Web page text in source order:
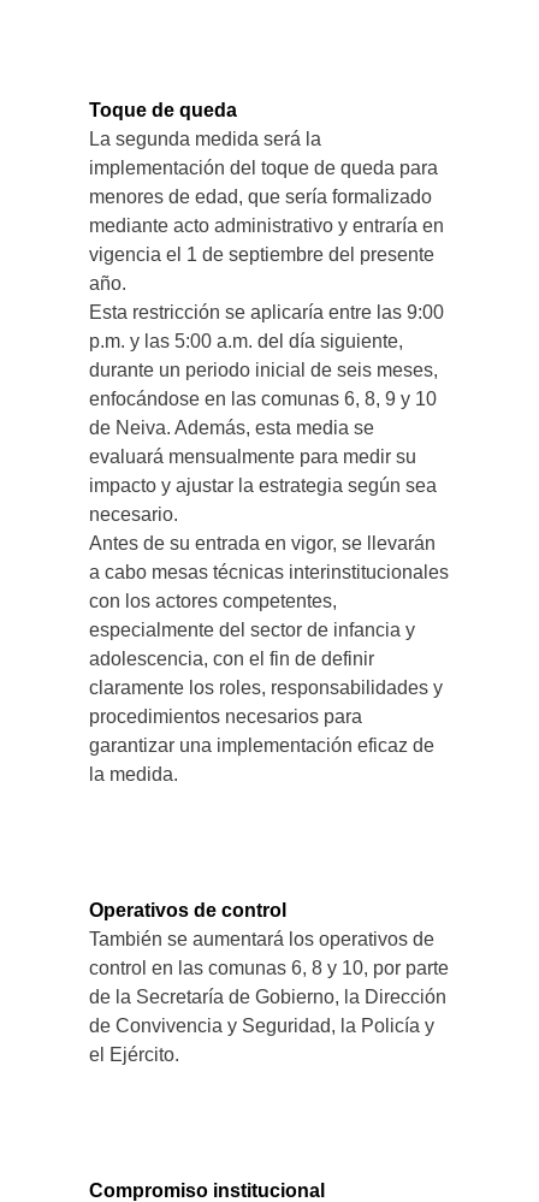
Toque de queda
La segunda medida será la
implementación del toque de queda para
menores de edad, que sería formalizado
mediante acto administrativo y entraría en
vigencia el 1 de septiembre del presente
año.
Esta restricción se aplicaría entre las 9:00
p.m. y las 5:00 a.m. del día siguiente,
durante un periodo inicial de seis meses,
enfocándose en las comunas 6, 8, 9 y 10
de Neiva. Además, esta media se
evaluará mensualmente para medir su
impacto y ajustar la estrategia según sea
necesario.
Antes de su entrada en vigor, se llevarán
a cabo mesas técnicas interinstitucionales
con los actores competentes,
especialmente del sector de infancia y
adolescencia, con el fin de definir
claramente los roles, responsabilidades y
procedimientos necesarios para
garantizar una implementación eficaz de
la medida.
Operativos de control
También se aumentará los operativos de
control en las comunas 6, 8 y 10, por parte
de la Secretaría de Gobierno, la Dirección
de Convivencia y Seguridad, la Policía y
el Ejército.
Compromiso institucional